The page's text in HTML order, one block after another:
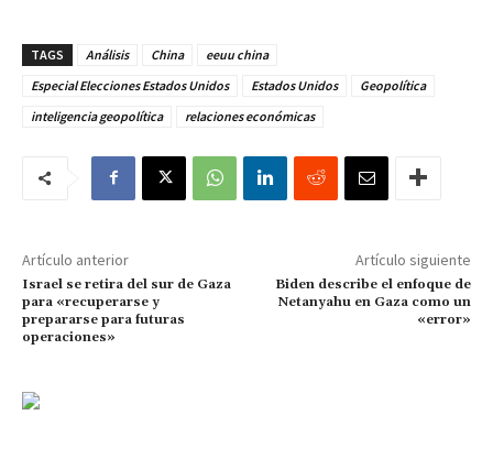
TAGS Análisis China
eeuu china
Especial Elecciones Estados Unidos
Estados Unidos
Geopolítica
inteligencia geopolítica
relaciones económicas
Artículo anterior
Israel se retira del sur de Gaza
para «recuperarse y
prepararse para futuras
operaciones»
Artículo siguiente
Biden describe el enfoque de
Netanyahu en Gaza como un
«error»